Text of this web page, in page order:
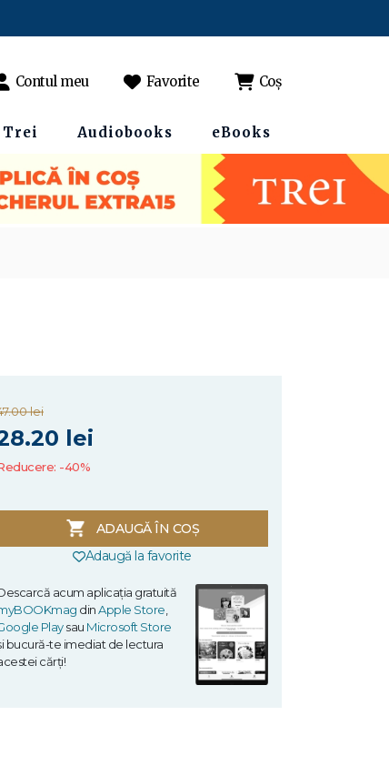
Contul meu Favorite Coș
Audiobooks eBooks
lei
lei
-40%
ADAUGĂ ÎN COȘ
Adaugă la favorite
acum aplicația gratuită
dinApple Store
Playsau Microsoft Store
bucură-te imediat de lectura
cărți!